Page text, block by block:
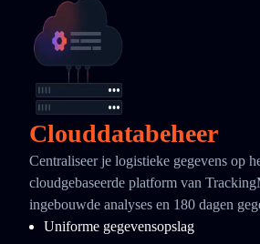
Clouddatabeheer
Centraliseer je logistieke gegevens op
cloudgebaseerde platform van
ingebouwde analyses en 180 dagen
Uniforme gegevensopslag